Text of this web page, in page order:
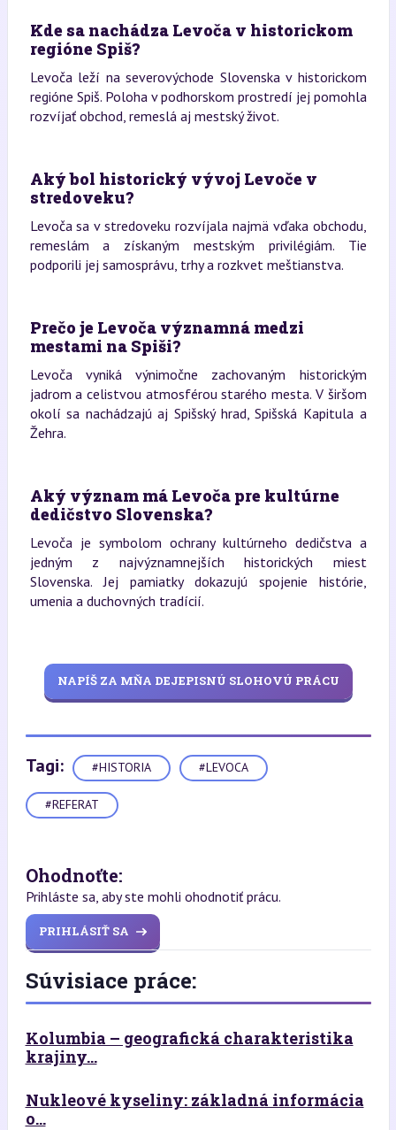
Kde sa nachádza Levoča v historickom
regióne Spiš?
Levoča leží na severovýchode Slovenska v historickom
regióne Spiš. Poloha v podhorskom prostredí jej pomohla
rozvíjať obchod, remeslá aj mestský život.
Aký bol historický vývoj Levoče v
stredoveku?
Levoča sa v stredoveku rozvíjala najmä vďaka obchodu,
remeslám a získaným mestským privilégiám. Tie
podporili jej samosprávu, trhy a rozkvet meštianstva.
Prečo je Levoča významná medzi
mestami na Spiši?
Levoča vyniká výnimočne zachovaným historickým
jadrom a celistvou atmosférou starého mesta. V širšom
okolí sa nachádzajú aj Spišský hrad, Spišská Kapitula a
Žehra.
Aký význam má Levoča pre kultúrne
dedičstvo Slovenska?
Levoča je symbolom ochrany kultúrneho dedičstva a
jedným z najvýznamnejších historických miest
Slovenska. Jej pamiatky dokazujú spojenie histórie,
umenia a duchovných tradícií.
NAPÍŠ ZA MŇA DEJEPISNÚ SLOHOVÚ PRÁCU
Tagi: #HISTORIA #LEVOCA
#REFERAT
Ohodnoťte:
Prihláste sa, aby ste mohli ohodnotiť prácu.
PRIHLÁSIŤ SA
Súvisiace práce:
Kolumbia – geografická charakteristika
krajiny...
Nukleové kyseliny: základná informácia
o...